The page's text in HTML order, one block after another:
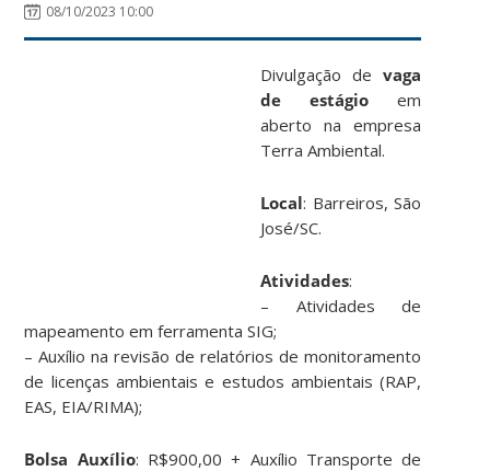
08/10/2023 10:00
Divulgação devaga
de estágio em
aberto na empresa
Terra Ambiental.
Local: Barreiros, São
José/SC.
Atividades:
– Atividades de
mapeamento em ferramenta SIG;
– Auxílio na revisão de relatórios de monitoramento
de licenças ambientais e estudos ambientais (RAP,
EAS, EIA/RIMA);
Bolsa Auxílio: R$900,00 + Auxílio Transporte de